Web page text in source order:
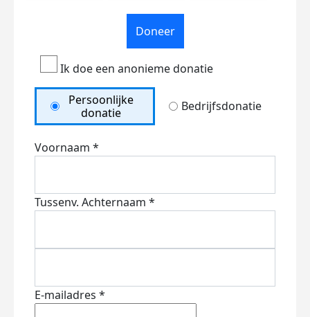
Doneer
Ik doe een anonieme donatie
Persoonlijke
donatie
Bedrijfsdonatie
Voornaam *
Tussenv. Achternaam *
E-mailadres *